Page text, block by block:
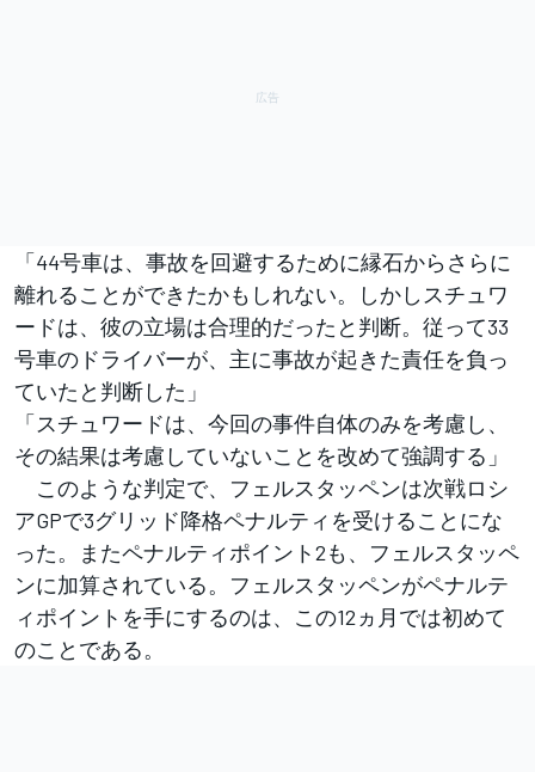
「44号車は、事故を回避するために縁石からさらに
離れることができたかもしれない。しかしスチュワ
ードは、彼の立場は合理的だったと判断。従って33
号車のドライバーが、主に事故が起きた責任を負っ
ていたと判断した」
「スチュワードは、今回の事件自体のみを考慮し、
その結果は考慮していないことを改めて強調する」
このような判定で、フェルスタッペンは次戦ロシ
アGPで3グリッド降格ペナルティを受けることにな
った。またペナルティポイント2も、フェルスタッペ
ンに加算されている。フェルスタッペンがペナルテ
ィポイントを手にするのは、この12ヵ月では初めて
のことである。